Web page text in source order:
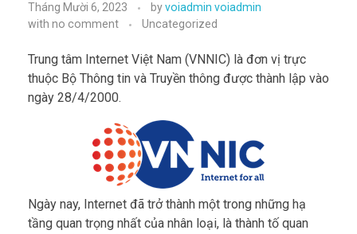
Tháng Mười 6, 2023 byvoiadmin voiadmin
with no comment Uncategorized
Trung tâm Internet Việt Nam (VNNIC) là đơn vị trực
thuộc Bộ Thông tin và Truyền thông được thành lập vào
ngày 28/4/2000.
Ngày nay, Internet đã trở thành một trong những hạ
tầng quan trọng nhất của nhân loại, là thành tố quan